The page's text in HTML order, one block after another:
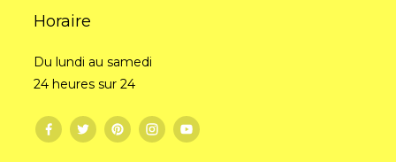
Horaire
Du lundi au samedi
24 heures sur 24